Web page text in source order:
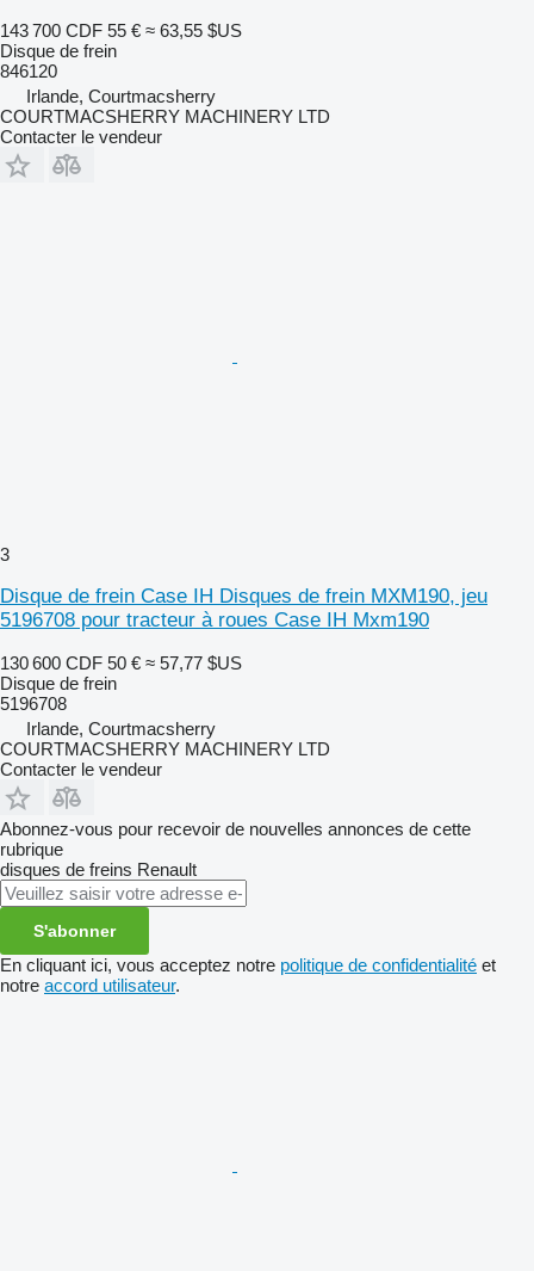
143 700 CDF 55 € ≈ 63,55 $US
Disque de frein
846120
Irlande, Courtmacsherry
COURTMACSHERRY MACHINERY LTD
Contacter le vendeur
3
Disque de frein Case IH Disques de frein MXM190, jeu
5196708 pour tracteur à roues Case IH Mxm190
130 600 CDF 50 € ≈ 57,77 $US
Disque de frein
5196708
Irlande, Courtmacsherry
COURTMACSHERRY MACHINERY LTD
Contacter le vendeur
Abonnez-vous pour recevoir de nouvelles annonces de cette
rubrique
disques de freins Renault
S'abonner
En cliquant ici, vous acceptez notre politique de confidentialité et
notre accord utilisateur.